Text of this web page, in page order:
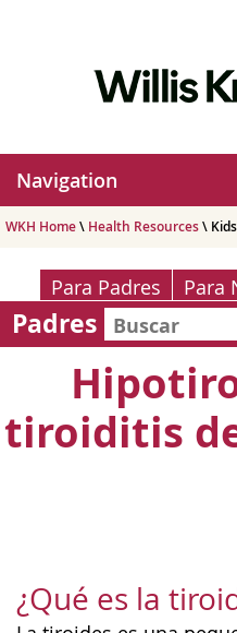
Navigation
WKH Home\ Health Resources\
Para Padres Para
Padres
tiroiditis
¿Qué es la